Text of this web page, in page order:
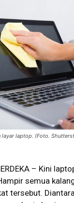
laptop. (Foto.
– Kini
semua
tersebut.